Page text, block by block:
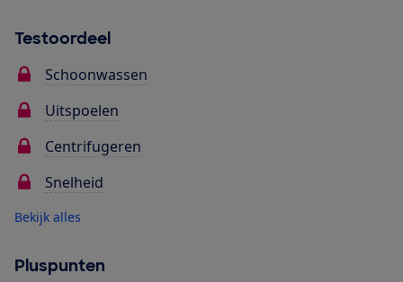
Testoordeel
Schoonwassen
Uitspoelen
Centrifugeren
Snelheid
Bekijk alles
Pluspunten